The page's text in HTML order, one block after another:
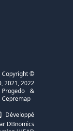
Développé
DBnomics
Copyright ©
2021, 2022
Progedo
&
Cepremap